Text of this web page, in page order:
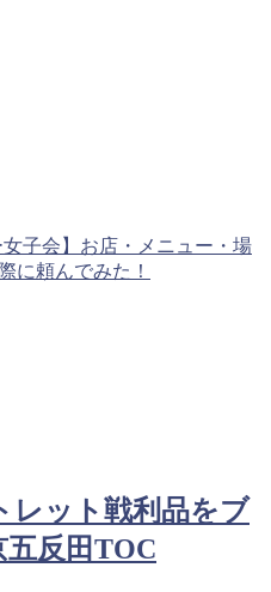
女子会】お店・メニュー・場
に頼んでみた！
レット戦利品をブ
反田TOC